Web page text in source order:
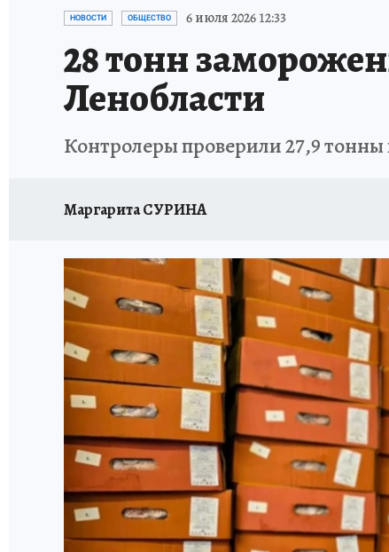
ПЕТЕРБУРГСКАЯ СТРОЙКА
НОВОСТИ ОБЩЕСТВО 6 июля 2026 12:33
28 тонн
Ленобласти
Контролеры проверили 27,9
Маргарита СУРИНА